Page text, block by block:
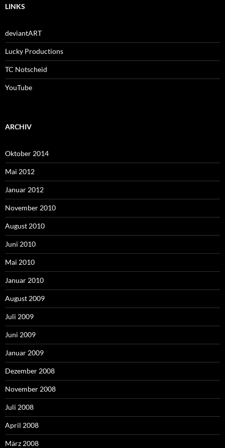
LINKS
deviantART
Lucky Productions
TC Notscheid
YouTube
ARCHIV
Oktober 2014
Mai 2012
Januar 2012
November 2010
August 2010
Juni 2010
Mai 2010
Januar 2010
August 2009
Juli 2009
Juni 2009
Januar 2009
Dezember 2008
November 2008
Juli 2008
April 2008
März 2008